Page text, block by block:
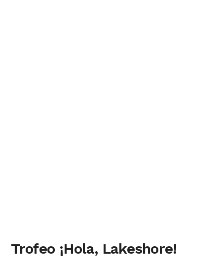
Trofeo ¡Hola, Lakeshore!